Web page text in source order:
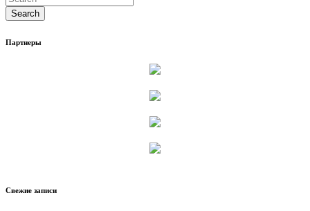
Партнеры
Свежие записи